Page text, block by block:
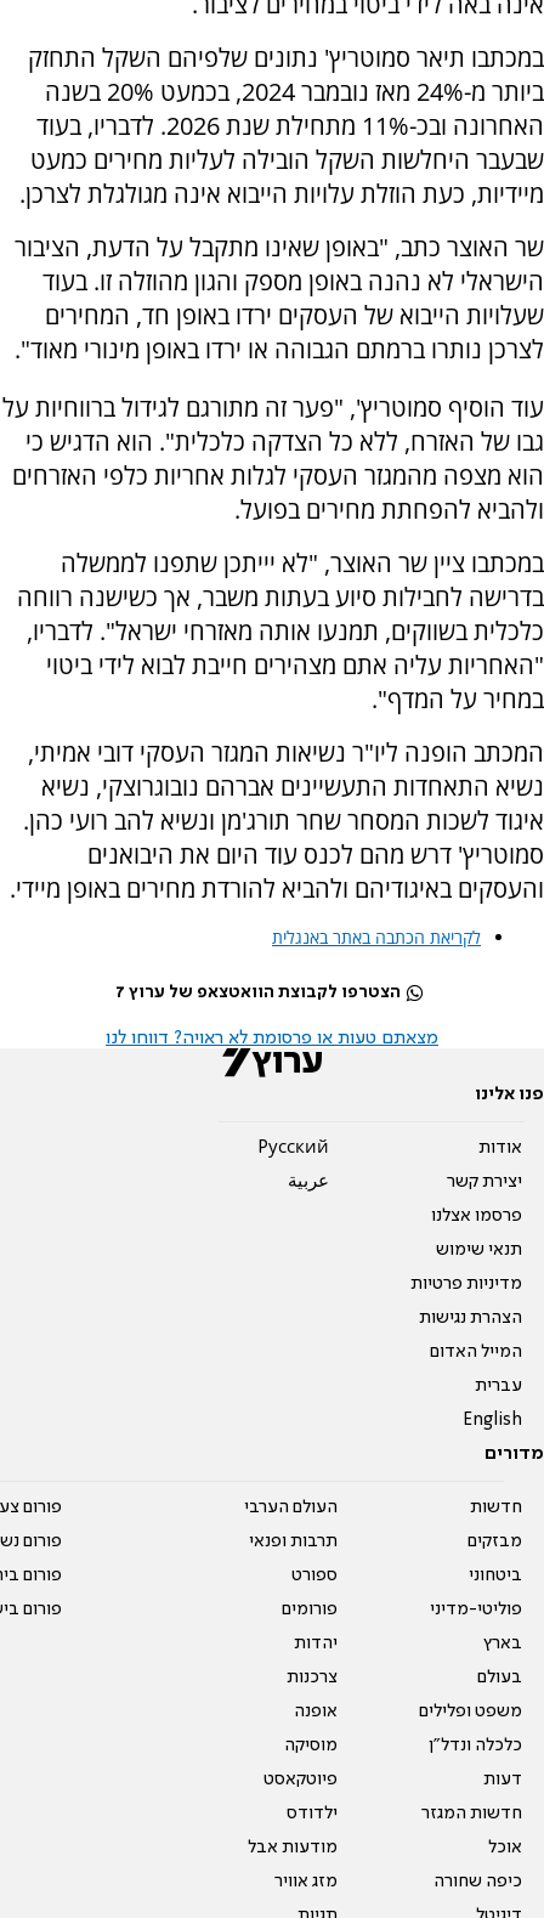
במכתבו תיאר סמוטריץ' נתונים שלפיהם השקל התחזק
ביותר מ-24% מאז נובמבר 2024, בכמעט 20% בשנה
האחרונה ובכ-11% מתחילת שנת 2026. לדבריו, בעוד
שבעבר היחלשות השקל הובילה לעליות מחירים כמעט
מיידיות, כעת הוזלת עלויות הייבוא אינה מגולגלת לצרכן.
שר האוצר כתב, "באופן שאינו מתקבל על הדעת, הציבור
הישראלי לא נהנה באופן מספק והגון מהוזלה זו. בעוד
שעלויות הייבוא של העסקים ירדו באופן חד, המחירים
לצרכן נותרו ברמתם הגבוהה או ירדו באופן מינורי מאוד".
עוד הוסיף סמוטריץ', "פער זה מתורגם לגידול ברווחיות על
גבו של האזרח, ללא כל הצדקה כלכלית". הוא הדגיש כי
הוא מצפה מהמגזר העסקי לגלות אחריות כלפי האזרחים
ולהביא להפחתת מחירים בפועל.
במכתבו ציין שר האוצר, "לא יייתכן שתפנו לממשלה
בדרישה לחבילות סיוע בעתות משבר, אך כשישנה רווחה
כלכלית בשווקים, תמנעו אותה מאזרחי ישראל". לדבריו,
"האחריות עליה אתם מצהירים חייבת לבוא לידי ביטוי
במחיר על המדף".
המכתב הופנה ליו"ר נשיאות המגזר העסקי דובי אמיתי,
נשיא התאחדות התעשיינים אברהם נובוגרוצקי, נשיא
איגוד לשכות המסחר שחר תורג'מן ונשיא להב רועי כהן.
סמוטריץ' דרש מהם לכנס עוד היום את היבואנים
והעסקים באיגודיהם ולהביא להורדת מחירים באופן מיידי.
לקריאת הכתבה באתר באנגלית
הצטרפו לקבוצת הוואטצאפ של ערוץ 7
מצאתם טעות או פרסומת לא ראויה? דווחו לנו
פנו אלינו
אודות
יצירת קשר
פרסמו אצלנו
תנאי שימוש
מדיניות פרטיות
הצהרת נגישות
המייל האדום
עברית
English
Pусский
عربية
מדורים
חדשות
מבזקים
ביטחוני
פוליטי-מדיני
בארץ
בעולם
משפט ופלילים
כלכלה ונדל"ן
דעות
חדשות המגזר
אוכל
כיפה שחורה
העולם הערבי
תרבות ופנאי
ספורט
פורומים
יהדות
צרכנות
אופנה
מוסיקה
פיוטקאסט
ילדודס
מודעות אבל
מזג אוויר
פורום
פורום
פורום
פורום